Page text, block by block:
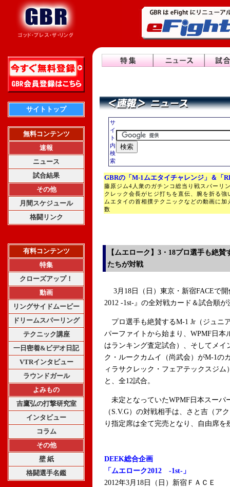
サイトトップ
無料コンテンツ
速報
ニュース
試合結果
その他
月間スケジュール
格闘リンク
有料コンテンツ
特集
クローズアップ！
動画
リングサイドムービー
ドリームスパーリング
テクニック講座
一日密着&ビデオ日記
VTRインタビュー
ラウンドガール
よみもの
吉鷹弘の打撃研究室
インタビュー
コラム
その他
壁 紙
格闘選手名鑑
サ
イ
ト
内
検
索
GBRの「M-1ムエタイチャレンジ」＆「
藤原ジム4人衆のガチンコ総当り戦スパーリ
クレック会長がヒジ打ちを直伝、腕を折る
ムエタイの首相撲テクニックなどの動画に
数
【ムエローク】3・18プロ選手も絶
たちが対戦
3月18日（日）東京・新宿FACEで
2012 -1st-』の全対戦カード＆試合順が
プロ選手も絶賛するM-1 Jr（ジュニ
パーファイトから始まり、WPMF日
はランキング査定試合）、そしてメ
ク・ルークカムイ（尚武会）がM-1の
ィラサクレック・フェアテックスジ
と、全12試合。
未定となっていたWPMF日本スーパ
（S.V.G）の対戦相手は、さと吉（ア
り指定席は全て完売となり、自由席を
DEEK総合企画
「ムエローク2012 -1st-」
2012年3月18日（日）新宿ＦＡＣＥ